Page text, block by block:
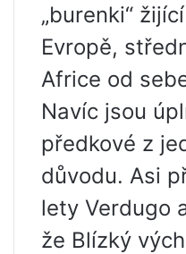
„burenki“
Evropě,
Africe od
Navíc jsou
předkové z
důvodu. Asi
lety Verdugo
že Blízký